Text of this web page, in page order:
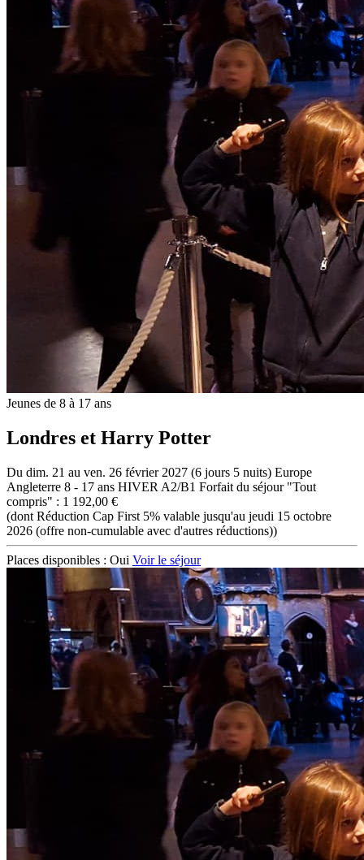
Jeunes de 8 à 17 ans
Londres et Harry Potter
Du dim. 21 au ven. 26 février 2027 (6 jours 5 nuits) Europe
Angleterre 8 - 17 ans HIVER A2/B1 Forfait du séjour "Tout
compris" : 1 192,00 €
(dont Réduction Cap First 5% valable jusqu'au jeudi 15 octobre
2026 (offre non-cumulable avec d'autres réductions))
Places disponibles : Oui Voir le séjour